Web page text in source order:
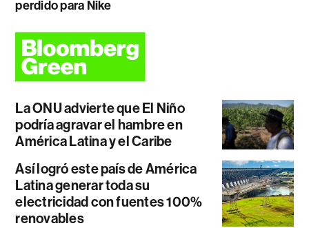
perdido para Nike
La ONU advierte que El Niño
podría agravar el hambre en
América Latina y el Caribe
Así logró este país de América
Latina generar toda su
electricidad con fuentes 100%
renovables